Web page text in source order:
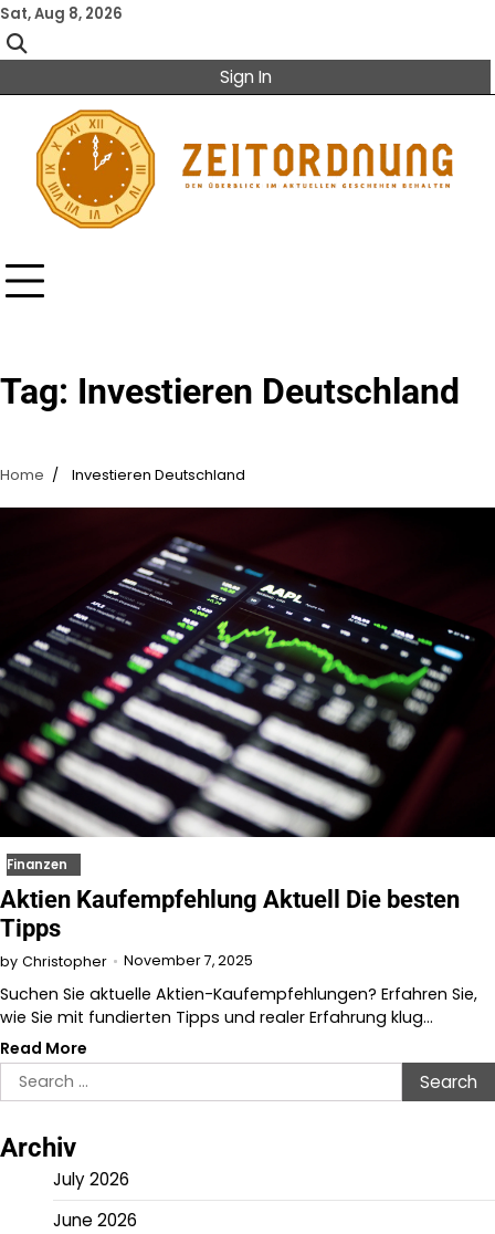
Skip
to
content
Sat, Aug 8, 2026
Sign In
Tag: Investieren Deutschland
Home Investieren Deutschland
Finanzen
Aktien Kaufempfehlung Aktuell Die besten
Tipps
by Christopher November 7, 2025
Suchen Sie aktuelle Aktien-Kaufempfehlungen? Erfahren Sie,
wie Sie mit fundierten Tipps und realer Erfahrung klug…
Read More
Search
for:
Archiv
July 2026
June 2026